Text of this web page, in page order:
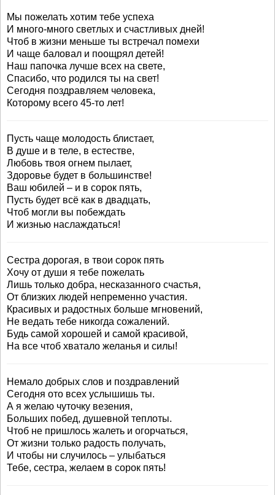
Мы пожелать хотим тебе успеха
И много-много светлых и счастливых дней!
Чтоб в жизни меньше ты встречал помехи
И чаще баловал и поощрял детей!
Наш папочка лучше всех на свете,
Спасибо, что родился ты на свет!
Сегодня поздравляем человека,
Которому всего 45-то лет!
Пусть чаще молодость блистает,
В душе и в теле, в естестве,
Любовь твоя огнем пылает,
Здоровье будет в большинстве!
Ваш юбилей – и в сорок пять,
Пусть будет всё как в двадцать,
Чтоб могли вы побеждать
И жизнью наслаждаться!
Сестра дорогая, в твои сорок пять
Хочу от души я тебе пожелать
Лишь только добра, несказанного счастья,
От близких людей непременно участия.
Красивых и радостных больше мгновений,
Не ведать тебе никогда сожалений.
Будь самой хорошей и самой красивой,
На все чтоб хватало желанья и силы!
Немало добрых слов и поздравлений
Сегодня ото всех услышишь ты.
А я желаю чуточку везения,
Больших побед, душевной теплоты.
Чтоб не пришлось жалеть и огорчаться,
От жизни только радость получать,
И чтобы ни случилось – улыбаться
Тебе, сестра, желаем в сорок пять!